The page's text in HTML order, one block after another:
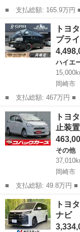
■ 支払総額: 165.9万円 ■ 車両本体価格： 1,541,000 円 ■ メーカ
ー名： トヨタ ■ 車種
バー 禁煙車 ＳＤナ
ｅｔｏｏ...
愛知 岡崎市 ア
トヨ
プラ
ハイエ
岡崎市
■ 支払総額: 467万円 ■ 車両本体価格： 4,498,000 円 ■ メーカー
名： トヨタ ■ 車種名
パーＧＬ ダークプラ
キット／床...
愛知 岡崎市 ハ
トヨ
止装
その他
岡崎市
■ 支払総額: 49.8万円 ■ 車両本体価格： 463,000 円 ■ メーカー
名： トヨタ ■ 車種名
Ｌ 禁煙 横滑り防止装
エントリーシス...
愛知 岡崎市 そ
トヨ
ナビ